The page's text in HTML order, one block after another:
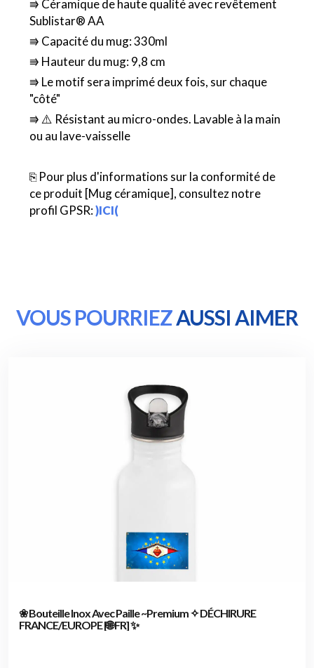
⭆ Céramique de haute qualité avec revêtement
Sublistar® AA
⭆ Capacité du mug: 330ml
⭆ Hauteur du mug: 9,8 cm
⭆ Le motif sera imprimé deux fois, sur chaque
"côté"
⭆ ⚠️ Résistant au micro-ondes. Lavable à la main
ou au lave-vaisselle
⎘ Pour plus d'informations sur la conformité de
ce produit [Mug céramique], consultez notre
profil GPSR:)ICI(
VOUS POURRIEZAUSSI AIMER
❀ Bouteille Inox Avec Paille ~Premium ✧ DÉCHIRURE
FRANCE/EUROPE [🌐 FR] ✨